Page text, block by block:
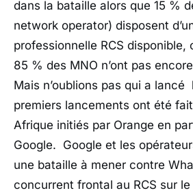
dans la bataille alors que 15 %
network operator) disposent
professionnelle RCS disponible,
85 % des MNO n’ont pas
Mais n’oublions pas qui a lancé
premiers lancements ont été
Afrique initiés par Orange en
Google. Google et les
une bataille à mener contre
concurrent frontal au RCS sur